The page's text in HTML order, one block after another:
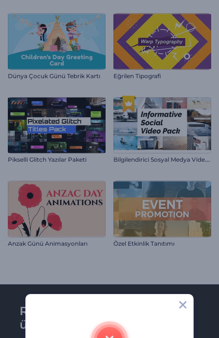
Dünya Çocuk Günü Tebrik Kartı Eğrilen Tipografi
Pikselli Glitch Yazılar Paketi B
ilgilendirici Sosyal Medya Video Paketi
Anzak Günü Animasyonları Özel Etkinlik Tanıtımı
Renderforest bültenine
üye olun